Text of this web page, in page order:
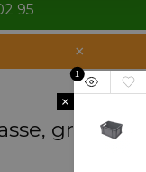
95
grå
1
×